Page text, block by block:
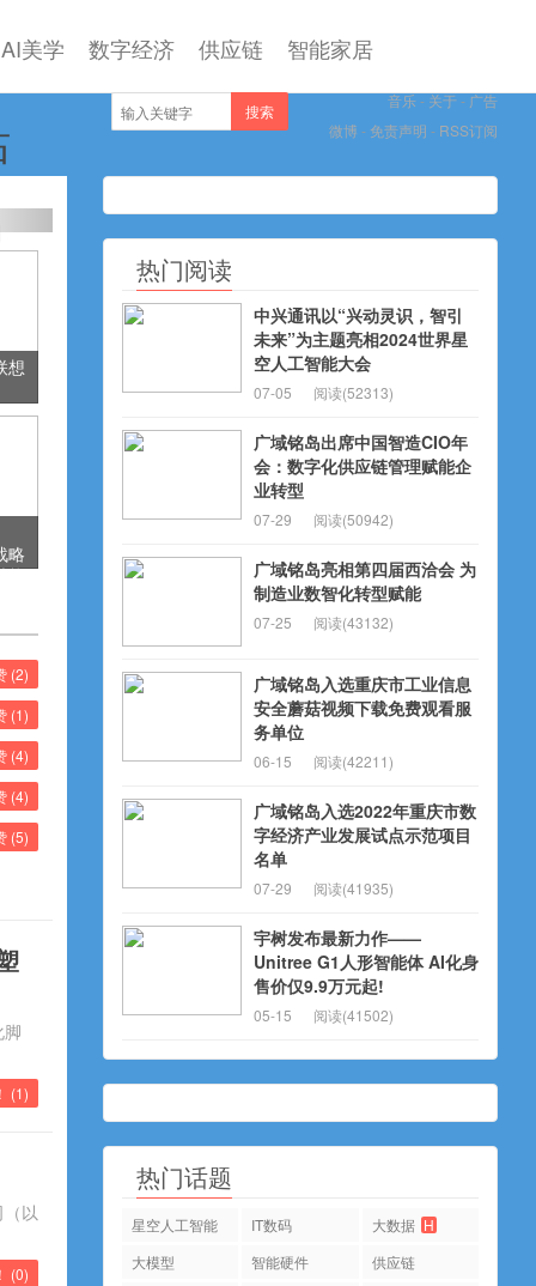
AI美学 数字经济 供应链 智能家居
音乐-关于-广告
微博 - 免责声明 - RSS订阅
搜索
想
略
能
(2)
(1)
(4)
(4)
(5)
脚
(1)
以
(0)
热门阅读
中兴通讯以“兴动灵识，智引
未来”为主题亮相2024世界星
空人工智能大会
07-05 阅读(52313)
广域铭岛出席中国智造CIO年
会：数字化供应链管理赋能企
业转型
07-29 阅读(50942)
广域铭岛亮相第四届西洽会 为
制造业数智化转型赋能
07-25 阅读(43132)
广域铭岛入选重庆市工业信息
安全蘑菇视频下载免费观看服
务单位
06-15 阅读(42211)
广域铭岛入选2022年重庆市数
字经济产业发展试点示范项目
名单
07-29 阅读(41935)
宇树发布最新力作——
Unitree G1人形智能体 AI化身
售价仅9.9万元起!
05-15 阅读(41502)
热门话题
星空人工智能 IT数码 大数据 H
大模型
智能硬件
供应链